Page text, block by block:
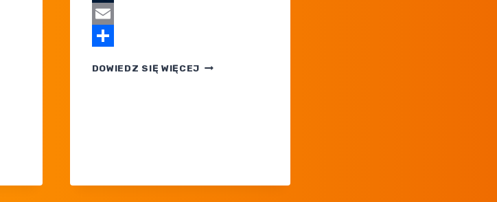
Tumblr
Email
DOWIEDZ SIĘ WIĘCEJPOKEMON